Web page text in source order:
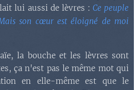
lui aussi de lèvres : Ce peuple
son cœur est éloigné de moi
la bouche et les lèvres sont
ça n'est pas le même mot qui
en elle-même est que le